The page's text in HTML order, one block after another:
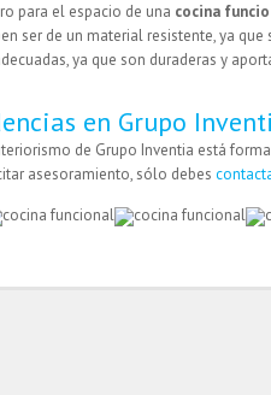
para el espacio de una cocina
ser de un material resistente, ya
ya que son duraderas y
en Grupo
de Grupo Inventia está
asesoramiento, sólo debes